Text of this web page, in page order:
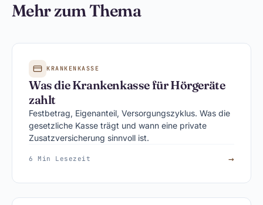
Mehr zum Thema
KRANKENKASSE
Was die Krankenkasse für Hörgeräte
zahlt
Festbetrag, Eigenanteil, Versorgungszyklus. Was die
gesetzliche Kasse trägt und wann eine private
Zusatzversicherung sinnvoll ist.
6 Min Lesezeit →